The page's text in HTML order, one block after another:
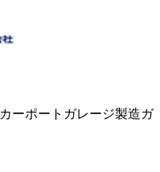
カーポート ガレージ製造ガ